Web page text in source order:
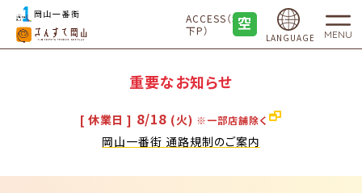
ACCESS（地
下P）
LANGUAGE MENU
重要なお知らせ
[ 休業日 ] 8/18 (火) ※一部店舗除く
岡山一番街 通路規制のご案内